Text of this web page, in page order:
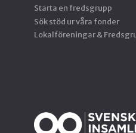
Starta en fredsgrupp
Sök stöd ur våra fonder
Lokalföreningar &